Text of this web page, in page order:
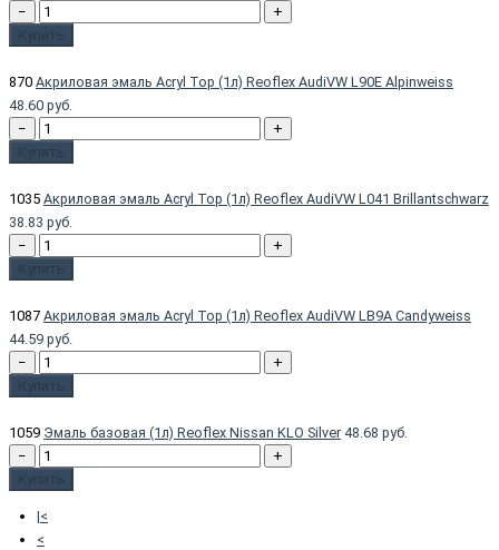
−
+
Купить
870 Акриловая эмаль Acryl Top (1л) Reoflex AudiVW L90E Alpinweiss
48.60 руб.
−
+
Купить
1035 Акриловая эмаль Acryl Top (1л) Reoflex AudiVW L041 Brillantschwarz
38.83 руб.
−
+
Купить
1087 Акриловая эмаль Acryl Top (1л) Reoflex AudiVW LB9A Candyweiss
44.59 руб.
−
+
Купить
1059 Эмаль базовая (1л) Reoflex Nissan KLO Silver 48.68 руб.
−
+
Купить
|<
<